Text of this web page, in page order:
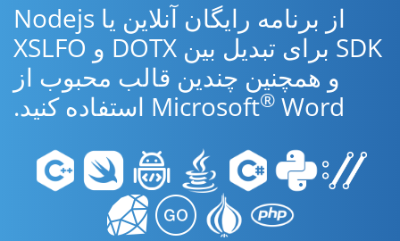
از برنامه رایگان آنلاین یا Nodejs
SDK برای تبدیل بین DOTX و XSLFO
و همچنین چندین قالب محبوب از
Microsoft® Word استفاده کنید.